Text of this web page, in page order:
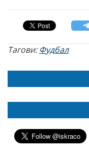
Тагови: Фудбал